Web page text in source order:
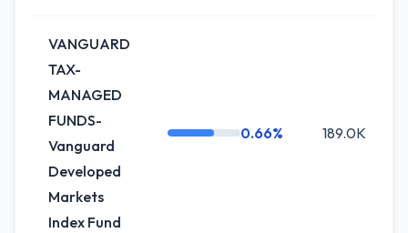
VANGUARD
TAX-
MANAGED
FUNDS-
Vanguard
Developed
Markets
Index Fund
0.66% 189.0K